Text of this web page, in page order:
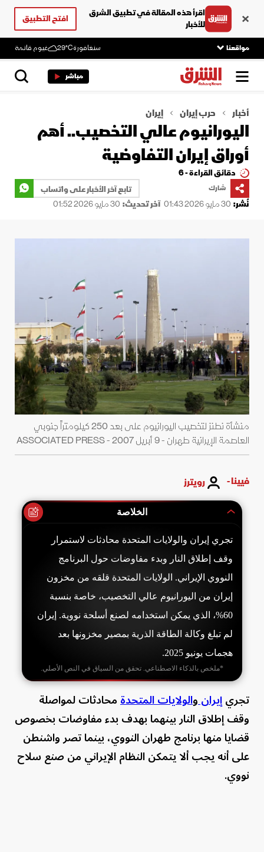
اقرأ هذه المقالة في تطبيق الشرق
للأخبار
افتح التطبيق
مواقعنا سنغافورة29°C غيوم قاتمة
مباشر
أخبار حرب إيران إيران
اليورانيوم عالي التخصيب.. أهم
أوراق إيران التفاوضية
دقائق القراءة - 6
شارك
تابع آخر الأخبار على واتساب
نُشر: 30 مايو 2026 01:43 آخر تحديث: 30 مايو 2026 01:52
منشأة نطنز لتخصيب اليورانيوم على بعد 250 كيلومتراً جنوبي
العاصمة الإيرانية طهران - 9 أبريل 2007 - ASSOCIATED PRESS
فيينا - رويترز
الخلاصة
تجري إيران والولايات المتحدة محادثات لاستمرار
وقف إطلاق النار وبدء مفاوضات حول البرنامج
النووي الإيراني. الولايات المتحدة قلقه من مخزون
إيران من اليورانيوم عالي التخصيب، خاصة بنسبة
60%، الذي يمكن استخدامه لصنع أسلحة نووية. إيران
لم تبلغ وكالة الطاقة الذرية بمصير مخزونها بعد
هجمات يونيو 2025.
*ملخص بالذكاء الاصطناعي. تحقق من السياق في النص الأصلي.
تجريإيرانوالولايات المتحدةمحادثات لمواصلة
وقف إطلاق النار بينهما بهدف بدء مفاوضات بخصوص
قضايا منها برنامج طهران النووي، بينما تصر واشنطن
على أنه يجب ألا يتمكن النظام الإيراني من صنع سلاح
نووي.